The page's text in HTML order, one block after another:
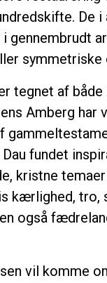
De i
gennembrudt
symmetriske
tegnet af både
Amberg har
fundet
kristne
kærlighed, tro,
også
vil komme